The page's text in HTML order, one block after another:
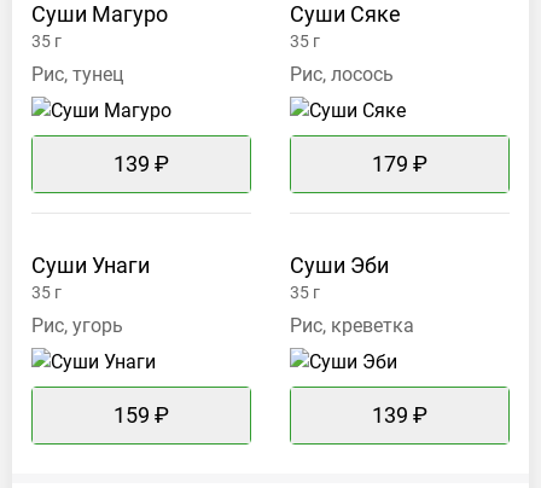
Суши Магуро
35 г
Рис, тунец
139 ₽
Суши Сяке
35 г
Рис, лосось
179 ₽
Суши Унаги
35 г
Рис, угорь
159 ₽
Суши Эби
35 г
Рис, креветка
139 ₽